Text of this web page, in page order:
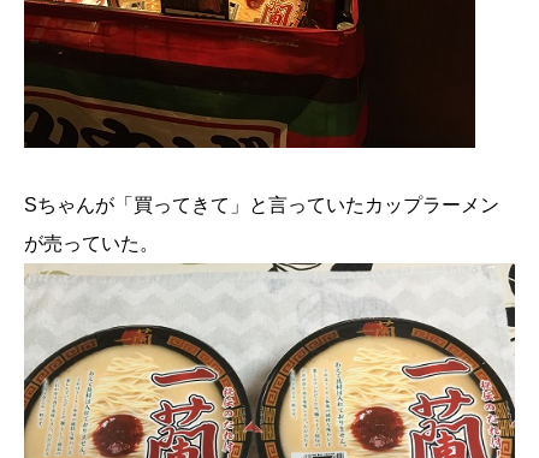
Sちゃんが「買ってきて」と言っていたカップラーメン
が売っていた。